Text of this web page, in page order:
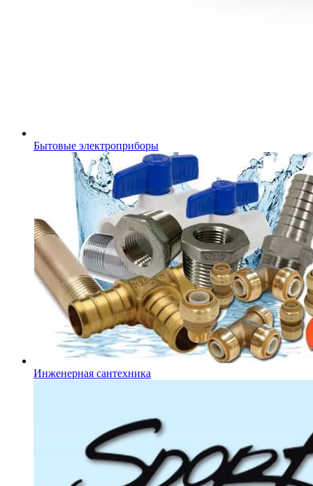
Бытовые электроприборы
Инженерная сантехника